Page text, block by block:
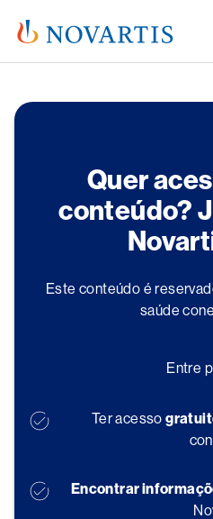
Quer
conteúdo?
Este conteúdo é
saúde
Entre
Ter acesso
Encontrar